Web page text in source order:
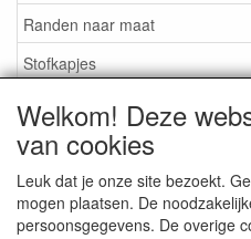
Randen naar maat
Stofkapjes
Informatie
Foam of rubber randen?
Welkom! Deze
van cookies
Leuk dat je onze site bezoekt.
mogen plaatsen. De
persoonsgegevens. De overige